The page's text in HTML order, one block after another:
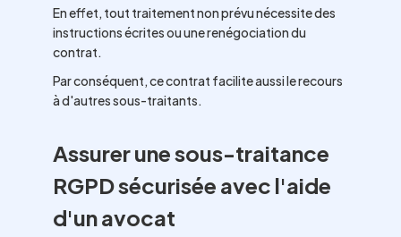
En effet, tout traitement non prévu nécessite des
instructions écrites ou une renégociation du
contrat.
Par conséquent, ce contrat facilite aussi le recours
à d'autres sous-traitants.
Assurer une sous-traitance
RGPD sécurisée avec l'aide
d'un avocat